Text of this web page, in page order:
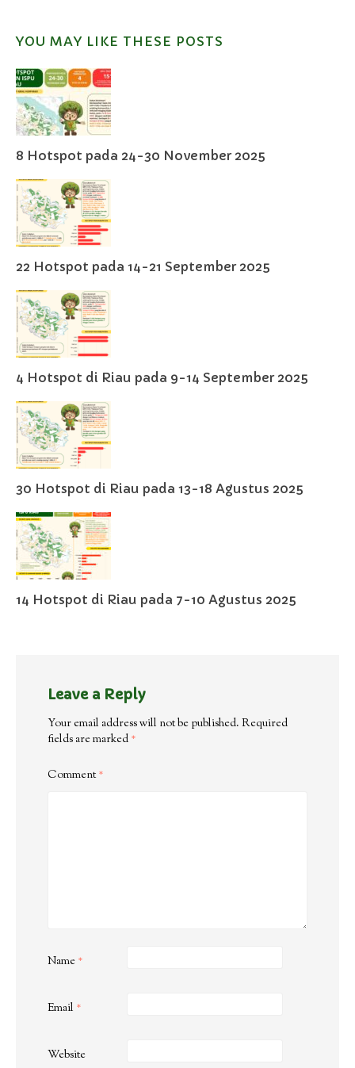
YOU MAY LIKE THESE POSTS
8 Hotspot pada 24-30 November 2025
22 Hotspot pada 14-21 September 2025
4 Hotspot di Riau pada 9-14 September 2025
30 Hotspot di Riau pada 13-18 Agustus 2025
14 Hotspot di Riau pada 7-10 Agustus 2025
Leave a Reply
Your email address will not be published. Required
fields are marked *
Comment*
Name *
Email *
Website